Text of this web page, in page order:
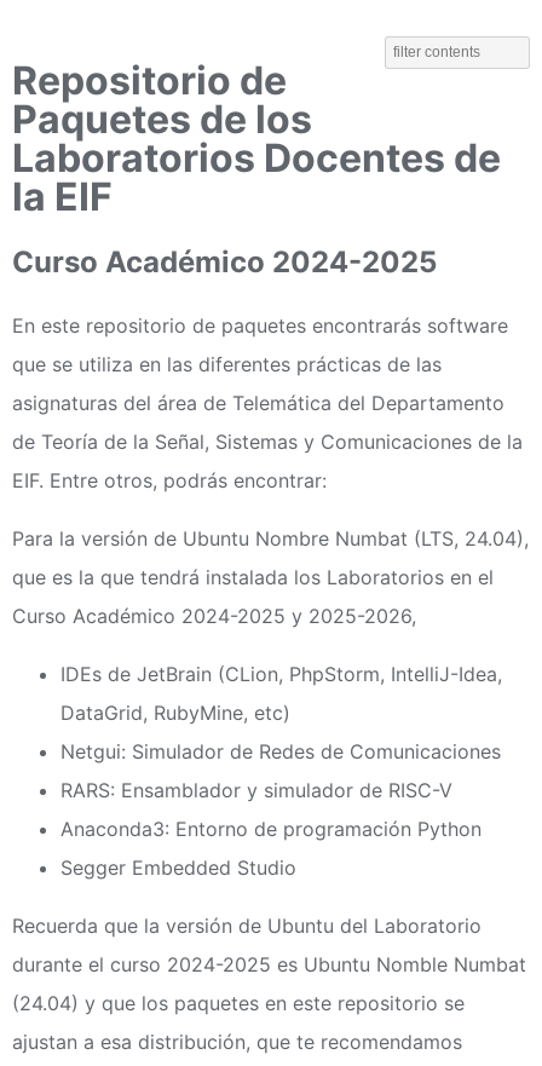
Repositorio de
Paquetes de los
Laboratorios Docentes de
la EIF
Curso Académico 2024-2025
En este repositorio de paquetes encontrarás software
que se utiliza en las diferentes prácticas de las
asignaturas del área de Telemática del Departamento
de Teoría de la Señal, Sistemas y Comunicaciones de la
EIF. Entre otros, podrás encontrar:
Para la versión de Ubuntu Nombre Numbat (LTS, 24.04),
que es la que tendrá instalada los Laboratorios en el
Curso Académico 2024-2025 y 2025-2026,
IDEs de JetBrain (CLion, PhpStorm, IntelliJ-Idea,
DataGrid, RubyMine, etc)
Netgui: Simulador de Redes de Comunicaciones
RARS: Ensamblador y simulador de RISC-V
Anaconda3: Entorno de programación Python
Segger Embedded Studio
Recuerda que la versión de Ubuntu del Laboratorio
durante el curso 2024-2025 es Ubuntu Nomble Numbat
(24.04) y que los paquetes en este repositorio se
ajustan a esa distribución, que te recomendamos